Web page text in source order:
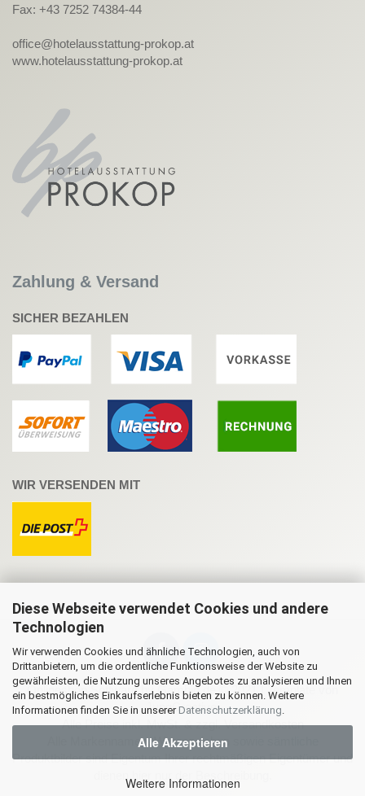
Diese Webseite verwendet Cookies und andere
Technologien
Wir verwenden Cookies und ähnliche Technologien, auch von
Drittanbietern, um die ordentliche Funktionsweise der Website zu
gewährleisten, die Nutzung unseres Angebotes zu analysieren und Ihnen
ein bestmögliches Einkaufserlebnis bieten zu können. Weitere
Informationen finden Sie in unsererDatenschutzerklärung.
Alle Akzeptieren
Weitere Informationen
Fax: +43 7252 74384-44
office@hotelausstattung-prokop.at
www.hotelausstattung-prokop.at
Zahlung & Versand
SICHER BEZAHLEN
WIR VERSENDEN MIT
Onlineshop Softwareby Gambio.de © 2021 | Template von
JungCreative.
Alle Preise inkl. MwSt. & zzgl. Versandkosten
Alle Markennamen, Warenzeichen sowie sämtliche
Produktbilder sind Eigentum Ihrer rechtmäßigen Eigentümer und